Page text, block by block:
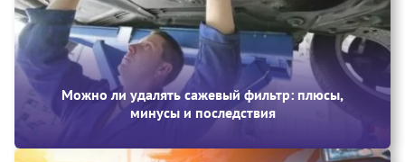
Можно ли удалять сажевый фильтр: плюсы,
минусы и последствия